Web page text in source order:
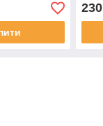
230